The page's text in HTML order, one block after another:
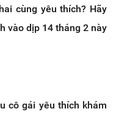
cùng yêu thích? Hãy
vào dịp 14 tháng 2 này
cô gái yêu thích khám